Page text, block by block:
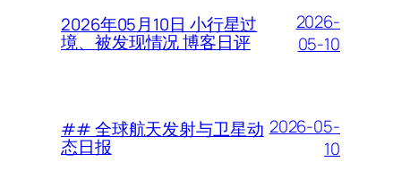
2026年05月10日 小行星过
境、被发现情况 博客日评
2026-
05-10
## 全球航天发射与卫星动
态日报
2026-05-
10